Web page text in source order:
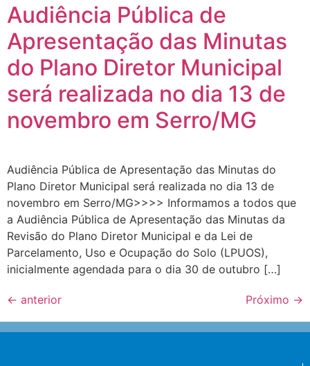
Audiência Pública de
Apresentação das Minutas
do Plano Diretor Municipal
será realizada no dia 13 de
novembro em Serro/MG
Audiência Pública de Apresentação das Minutas do
Plano Diretor Municipal será realizada no dia 13 de
novembro em Serro/MG>>>> Informamos a todos que
a Audiência Pública de Apresentação das Minutas da
Revisão do Plano Diretor Municipal e da Lei de
Parcelamento, Uso e Ocupação do Solo (LPUOS),
inicialmente agendada para o dia 30 de outubro […]
← anterior Próximo →